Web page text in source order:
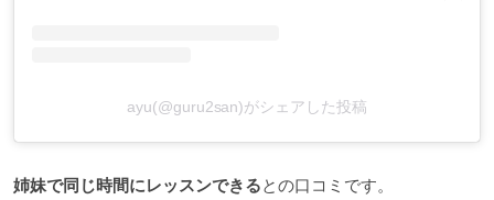
ayu(@guru2san)がシェアした投稿
姉妹で同じ時間にレッスンできるとの口コミです。